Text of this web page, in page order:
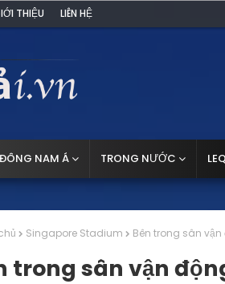
THIỆU LIÊN HỆ
ĐÔNG NAM Á TRONG NƯỚC
Singapore Stadium Bên trong sân
trong sân vận